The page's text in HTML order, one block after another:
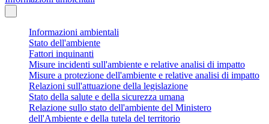
Informazioni ambientali
Stato dell'ambiente
Fattori inquinanti
Misure incidenti sull'ambiente e relative analisi di impatto
Misure a protezione dell'ambiente e relative analisi di impatto
Relazioni sull'attuazione della legislazione
Stato della salute e della sicurezza umana
Relazione sullo stato dell'ambiente del Ministero
dell'Ambiente e della tutela del territorio